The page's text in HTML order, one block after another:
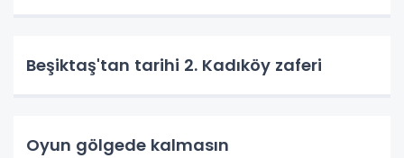
Beşiktaş'tan tarihi 2. Kadıköy zaferi
Oyun gölgede kalmasın